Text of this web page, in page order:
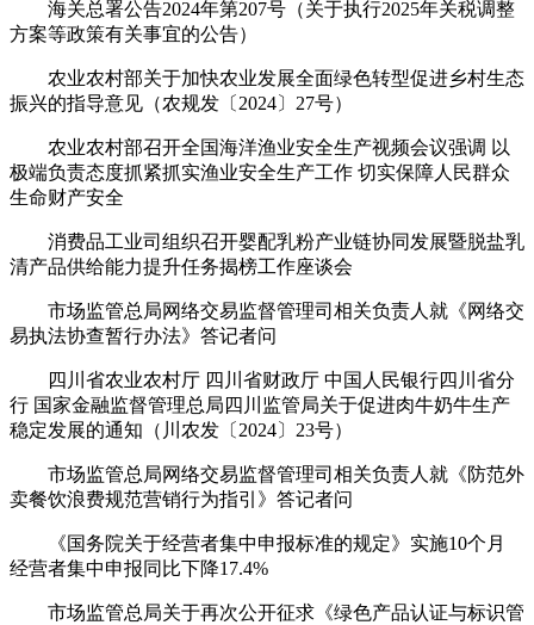
海关总署公告2024年第207号（关于执行2025年关税调整
方案等政策有关事宜的公告）
农业农村部关于加快农业发展全面绿色转型促进乡村生态
振兴的指导意见（农规发〔2024〕27号）
农业农村部召开全国海洋渔业安全生产视频会议强调 以
极端负责态度抓紧抓实渔业安全生产工作 切实保障人民群众
生命财产安全
消费品工业司组织召开婴配乳粉产业链协同发展暨脱盐乳
清产品供给能力提升任务揭榜工作座谈会
市场监管总局网络交易监督管理司相关负责人就《网络交
易执法协查暂行办法》答记者问
四川省农业农村厅 四川省财政厅 中国人民银行四川省分
行 国家金融监督管理总局四川监管局关于促进肉牛奶牛生产
稳定发展的通知（川农发〔2024〕23号）
市场监管总局网络交易监督管理司相关负责人就《防范外
卖餐饮浪费规范营销行为指引》答记者问
《国务院关于经营者集中申报标准的规定》实施10个月
经营者集中申报同比下降17.4%
市场监管总局关于再次公开征求《绿色产品认证与标识管